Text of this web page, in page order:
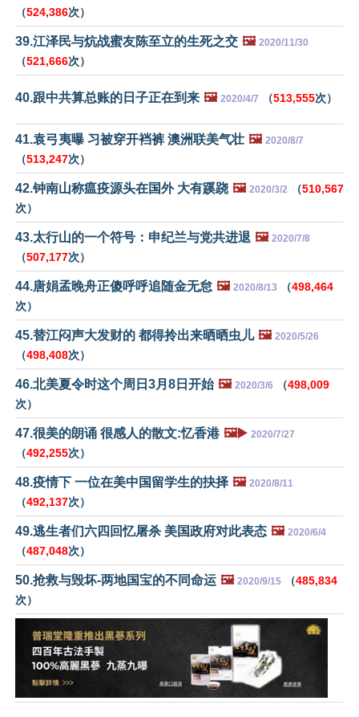
（524,386次）
39.江泽民与炕战蜜友陈至立的生死之交 🖼️ 2020/11/30
（521,666次）
40.跟中共算总账的日子正在到来 🖼️ 2020/4/7 （513,555次）
41.袁弓夷曝 习被穿开裆裤 澳洲联美气壮 🖼️ 2020/8/7
（513,247次）
42.钟南山称瘟疫源头在国外 大有蹊跷 🖼️ 2020/3/2 （510,567
次）
43.太行山的一个符号：申纪兰与党共进退 🖼️ 2020/7/8
（507,177次）
44.唐娟孟晚舟正傻呼呼追随金无怠 🖼️ 2020/8/13 （498,464
次）
45.替江闷声大发财的 都得拎出来晒晒虫儿 🖼️ 2020/5/26
（498,408次）
46.北美夏令时这个周日3月8日开始 🖼️ 2020/3/6 （498,009
次）
47.很美的朗诵 很感人的散文:忆香港 🖼️▶️ 2020/7/27
（492,255次）
48.疫情下 一位在美中国留学生的抉择 🖼️ 2020/8/11
（492,137次）
49.逃生者们六四回忆屠杀 美国政府对此表态 🖼️ 2020/6/4
（487,048次）
50.抢救与毁坏-两地国宝的不同命运 🖼️ 2020/9/15 （485,834
次）